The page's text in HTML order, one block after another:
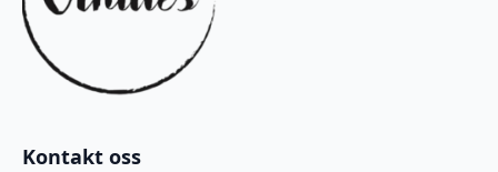
Kontakt oss